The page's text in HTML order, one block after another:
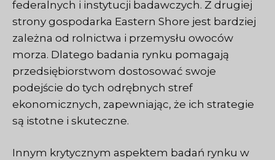
federalnych i instytucji badawczych. Z drugiej
strony gospodarka Eastern Shore jest bardziej
zależna od rolnictwa i przemysłu owoców
morza. Dlatego badania rynku pomagają
przedsiębiorstwom dostosować swoje
podejście do tych odrębnych stref
ekonomicznych, zapewniając, że ich strategie
są istotne i skuteczne.
Innym krytycznym aspektem badań rynku w